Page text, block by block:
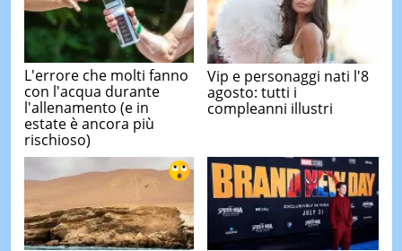
L'errore che molti fanno
con l'acqua durante
l'allenamento (e in
estate è ancora più
rischioso)
Vip e personaggi nati l'8
agosto: tutti i
compleanni illustri